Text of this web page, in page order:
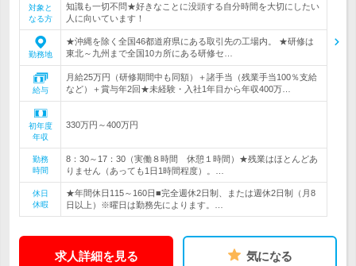
対象と
なる方
知識も一切不問★好きなことに没頭する自分時間を大切にしたい
人に向いています！
勤務地
★沖縄を除く全国46都道府県にある取引先の工場内。 ★研修は
東北～九州まで全国10カ所にある研修セ…
給与
月給25万円（研修期間中も同額）＋諸手当（残業手当100％支給
など）＋賞与年2回★未経験・入社1年目から年収400万…
初年度
年収
330万円～400万円
勤務
時間
8：30～17：30（実働８時間 休憩１時間）★残業はほとんどあ
りません（あっても1日1時間程度）。…
休日
休暇
★年間休日115～160日■完全週休2日制、または週休2日制（月8
日以上）※曜日は勤務先によります。…
求人詳細を見る 気になる